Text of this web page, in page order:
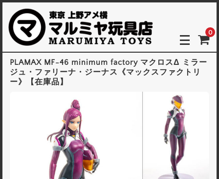
0
PLAMAX MF-46 minimum factory マクロスΔ ミラー
ジュ・ファリーナ・ジーナス《マックスファクトリ
ー》【在庫品】